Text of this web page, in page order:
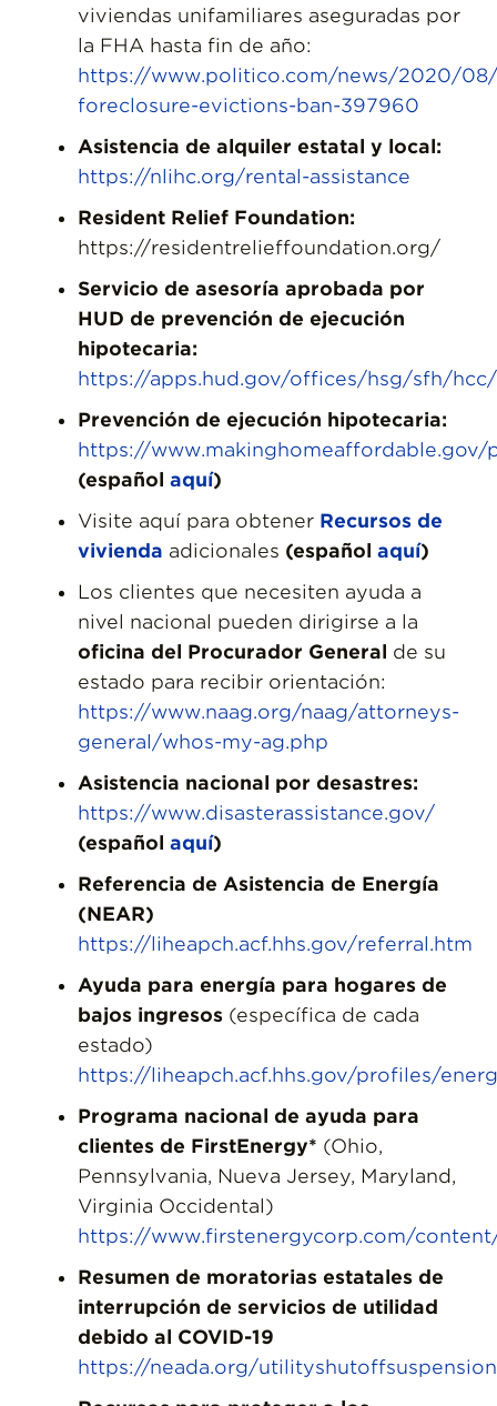
viviendas unifamiliares aseguradas por
la FHA hasta fin de año:
https://www.politico.com/news/2020/
foreclosure-evictions-ban-397960
Asistencia de alquiler estatal y local:
https://nlihc.org/rental-assistance
Resident Relief Foundation:
https://residentrelieffoundation.org/
Servicio de asesoría aprobada por
HUD de prevención de ejecución
hipotecaria:
https://apps.hud.gov/offices/hsg/sfh/
Prevención de ejecución hipotecaria:
https://www.makinghomeaffordable.gov/
(español aquí)
Visite aquí para obtener Recursos de
vivienda adicionales (español aquí)
Los clientes que necesiten ayuda a
nivel nacional pueden dirigirse a la
oficina del Procurador General de su
estado para recibir orientación:
https://www.naag.org/naag/attorneys-
general/whos-my-ag.php
Asistencia nacional por desastres:
https://www.disasterassistance.gov/
(español aquí)
Referencia de Asistencia de Energía
(NEAR)
https://liheapch.acf.hhs.gov/referral.htm
Ayuda para energía para hogares de
bajos ingresos (específica de cada
estado)
https://liheapch.acf.hhs.gov/profiles/
Programa nacional de ayuda para
clientes de FirstEnergy* (Ohio,
Pennsylvania, Nueva Jersey, Maryland,
Virginia Occidental)
https://www.firstenergycorp.com/
Resumen de moratorias estatales de
interrupción de servicios de utilidad
debido al COVID-19
https://neada.org/